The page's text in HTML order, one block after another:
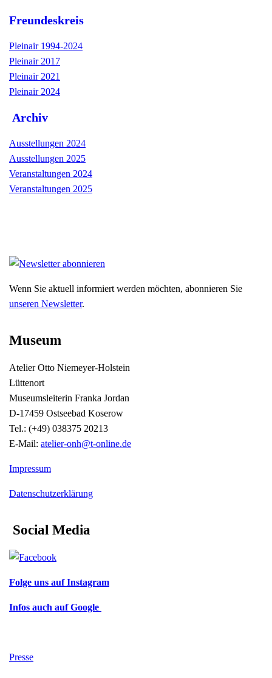
Freundeskreis
Pleinair 1994-2024
Pleinair 2017
Pleinair 2021
Pleinair 2024
Archiv
Ausstellungen 2024
Ausstellungen 2025
Veranstaltungen 2024
Veranstaltungen 2025
Wenn Sie aktuell informiert werden möchten, abonnieren Sie
unseren Newsletter.
Museum
Atelier Otto Niemeyer-Holstein
Lüttenort
Museumsleiterin Franka Jordan
D-17459 Ostseebad Koserow
Tel.: (+49) 038375 20213
E-Mail: atelier-onh@t-online.de
Impressum
Datenschutzerklärung
Social Media
Folge uns auf Instagram
Infos auch auf Google
Presse